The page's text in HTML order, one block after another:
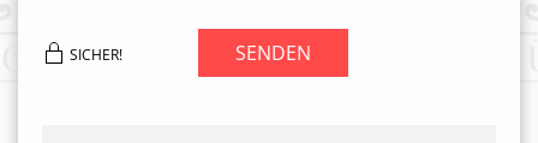
SICHER! SENDEN